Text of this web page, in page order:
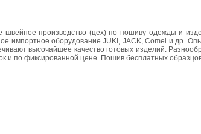
производство (цех) по пошиву одежды и
импортное оборудование JUKI, JACK, Comel и др.
высочайшее качество готовых изделий.
по фиксированной цене. Пошив бесплатных